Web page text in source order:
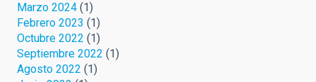
Marzo 2024 (1)
Febrero 2023 (1)
Octubre 2022 (1)
Septiembre 2022 (1)
Agosto 2022 (1)